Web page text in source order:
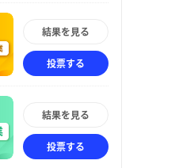
結果を見る
投票する
結果を見る
投票する